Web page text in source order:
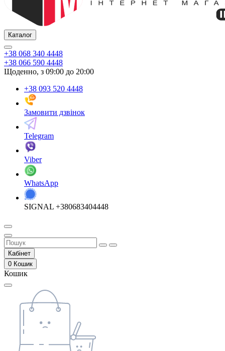
Каталог
+38 068 340 4448
+38 066 590 4448
Щоденно, з 09:00 до 20:00
+38 093 520 4448
Замовити дзвінок
Telegram
Viber
WhatsApp
SIGNAL +380683404448
Кабінет
0 Кошик
Кошик